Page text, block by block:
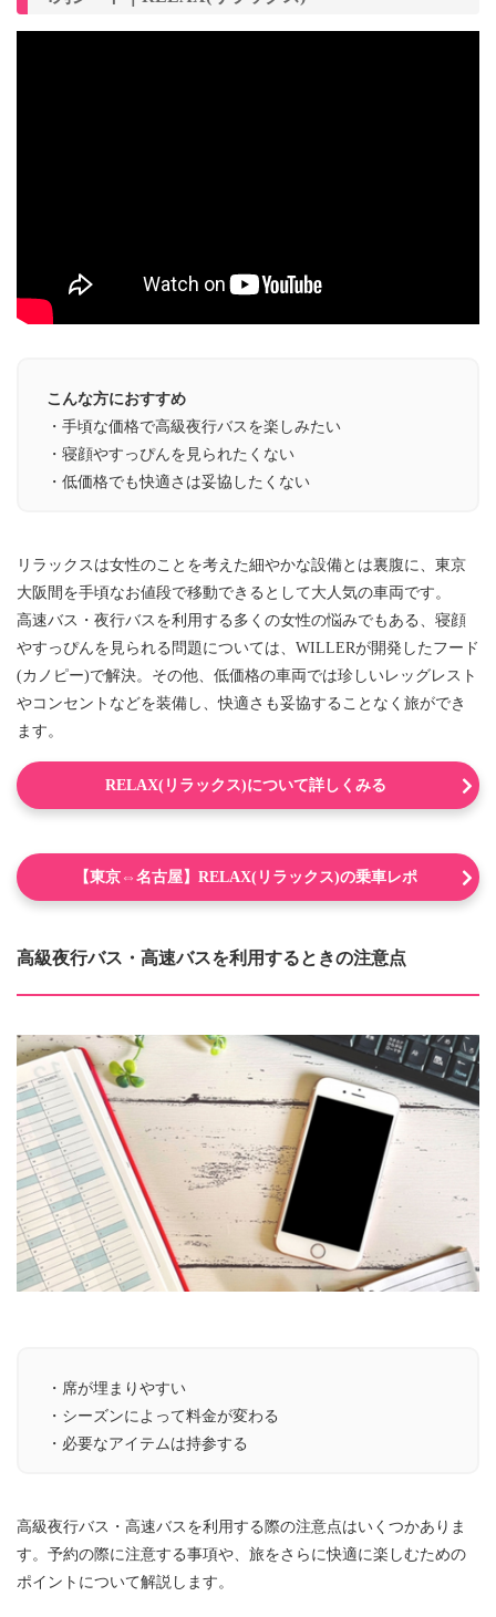
こんな方におすすめ
・手頃な価格で高級夜行バスを楽しみたい
・寝顔やすっぴんを見られたくない
・低価格でも快適さは妥協したくない
リラックスは女性のことを考えた細やかな設備とは裏腹に、東京
大阪間を手頃なお値段で移動できるとして大人気の車両です。
高速バス・夜行バスを利用する多くの女性の悩みでもある、寝顔
やすっぴんを見られる問題については、WILLERが開発したフード
(カノピー)で解決。その他、低価格の車両では珍しいレッグレスト
やコンセントなどを装備し、快適さも妥協することなく旅ができ
ます。
RELAX(リラックス)について詳しくみる
【東京⇔名古屋】RELAX(リラックス)の乗車レポ
高級夜行バス・高速バスを利用するときの注意点
・席が埋まりやすい
・シーズンによって料金が変わる
・必要なアイテムは持参する
高級夜行バス・高速バスを利用する際の注意点はいくつかありま
す。予約の際に注意する事項や、旅をさらに快適に楽しむための
ポイントについて解説します。